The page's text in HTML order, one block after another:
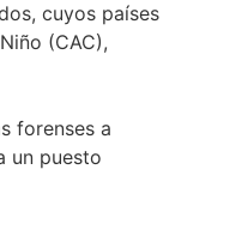
cuyos países
(CAC),
forenses a
un puesto